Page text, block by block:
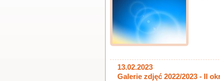
13.02.2023
Galerie zdjęć 2022/2023 - II